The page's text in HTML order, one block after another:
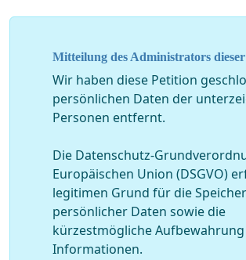
überschaubaren Kosten realisierbar ist.
2. Die PKW-Stellplätze an Ladestationen
sind durch ein einheitliches
"Ladestation für Elektro- und PlugIn-
eindeutig als solche zu kennzeichnen;
Freihaltepflicht dieser Stellplätze für
In-Hybridfahrzeuge ist umgehend
einheitlich herzustellen. Eine
Mitteilung des Administrators
Wir haben diese Petition
persönlichen Daten der
Personen entfernt.
Die Datenschutz-
Europäischen Union (DSGVO)
legitimen Grund für die
persönlicher Daten sowie die
kürzestmögliche
Informationen.